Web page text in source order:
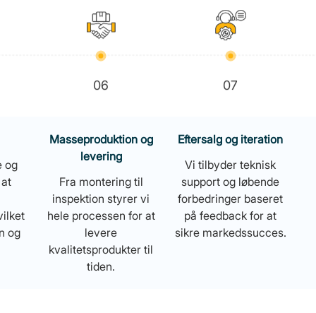
06 07
og
og
Masseproduktion og
levering
Fra montering til
inspektion styrer vi
hele processen for at
levere
kvalitetsprodukter til
tiden.
Eftersalg og iteration
Vi tilbyder teknisk
support og løbende
forbedringer baseret
på feedback for at
sikre markedssucces.